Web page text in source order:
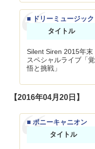
■ ドリーミュージック
タイトル
Silent Siren 2015年末
スペシャルライブ「覚
悟と挑戦」
【2016年04月20日】
■ ポニーキャニオン
タイトル